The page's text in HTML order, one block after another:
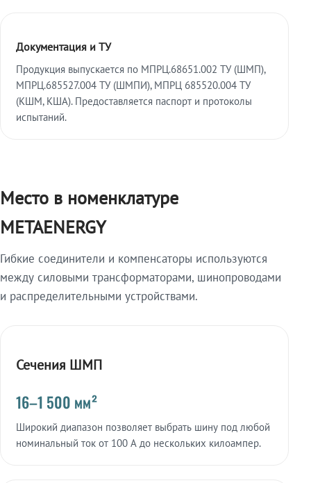
Документация и ТУ
Продукция выпускается по МПРЦ.68651.002 ТУ (ШМП),
МПРЦ.685527.004 ТУ (ШМПИ), МПРЦ 685520.004 ТУ
(КШМ, КША). Предоставляется паспорт и протоколы
испытаний.
Место в номенклатуре
METAENERGY
Гибкие соединители и компенсаторы используются
между силовыми трансформаторами, шинопроводами
и распределительными устройствами.
Сечения ШМП
16–1 500 мм²
Широкий диапазон позволяет выбрать шину под любой
номинальный ток от 100 А до нескольких килоампер.